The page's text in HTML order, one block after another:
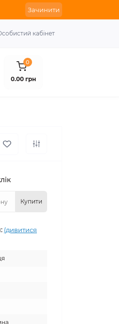
Зачинити
кабінет
0
0.00 грн
Купити
(дивитися